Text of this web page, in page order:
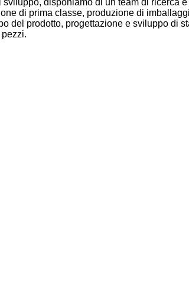
sviluppo, disponiamo di un team di ricerca
di prima classe, produzione di
del prodotto, progettazione e sviluppo di